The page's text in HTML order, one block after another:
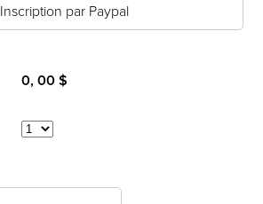
Inscription par Paypal
0, 00 $